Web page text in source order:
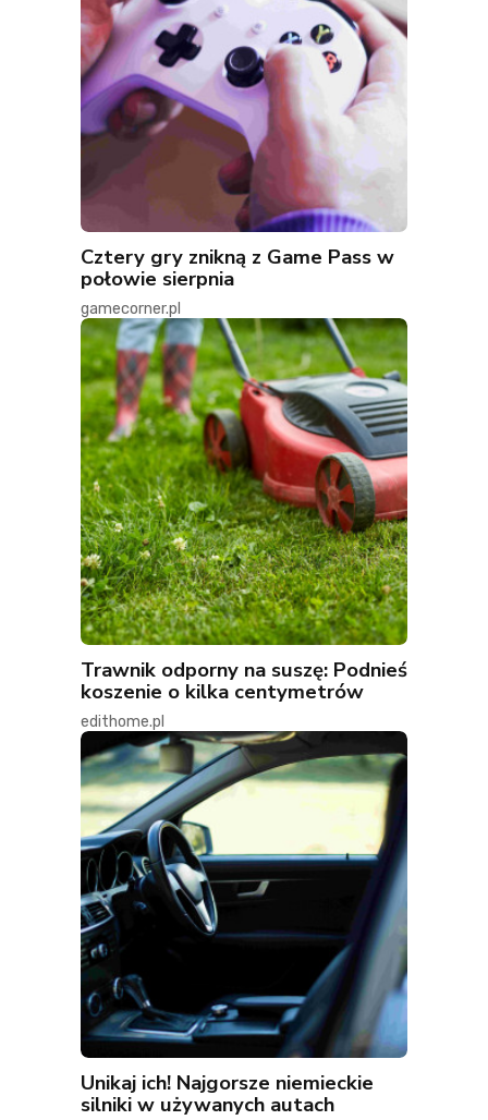
Cztery gry znikną z Game Pass w
połowie sierpnia
gamecorner.pl
Trawnik odporny na suszę: Podnieś
koszenie o kilka centymetrów
edithome.pl
Unikaj ich! Najgorsze niemieckie
silniki w używanych autach